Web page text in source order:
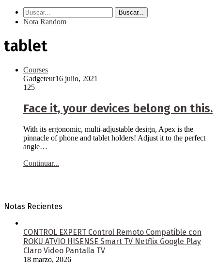
Buscar...
Nota Random
tablet
Courses
Gadgeteur16 julio, 2021
125
Face it, your devices belong on this.
With its ergonomic, multi-adjustable design, Apex is the
pinnacle of phone and tablet holders! Adjust it to the perfect
angle…
Continuar...
Notas Recientes
CONTROL EXPERT Control Remoto Compatible con
ROKU ATVIO HISENSE Smart TV Netflix Google Play
Claro Video Pantalla TV
18 marzo, 2026